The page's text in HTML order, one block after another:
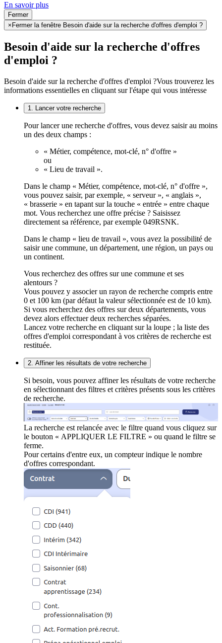
En savoir plus
Fermer
× Fermer la fenêtre Besoin d'aide sur la recherche d'offres d'emploi ?
Besoin d'aide sur la recherche d'offres
d'emploi ?
Besoin d'aide sur la recherche d'offres d'emploi ?Vous trouverez les
informations essentielles en cliquant sur l'étape qui vous intéresse
1. Lancer votre recherche
Pour lancer une recherche d'offres, vous devez saisir au moins
un des deux champs :
« Métier, compétence, mot-clé, n° d'offre »
ou
« Lieu de travail ».
Dans le champ « Métier, compétence, mot-clé, n° d'offre »,
vous pouvez saisir, par exemple, « serveur », « anglais »,
« brasserie » en tapant sur la touche « entrée » entre chaque
mot. Vous recherchez une offre précise ? Saisissez
directement sa référence, par exemple 049RSNK.
Dans le champ « lieu de travail », vous avez la possibilité de
saisir une commune, un département, une région, un pays ou
un continent.
Vous recherchez des offres sur une commune et ses
alentours ?
Vous pouvez y associer un rayon de recherche compris entre
0 et 100 km (par défaut la valeur sélectionnée est de 10 km).
Si vous recherchez des offres sur deux départements, vous
devez alors effectuer deux recherches séparées.
Lancez votre recherche en cliquant sur la loupe ; la liste des
offres d'emploi correspondant à vos critères de recherche est
restituée.
2. Affiner les résultats de votre recherche
Si besoin, vous pouvez affiner les résultats de votre recherche
en sélectionnant des filtres et critères présents sous les critères
de recherche.
La recherche est relancée avec le filtre quand vous cliquez sur
le bouton « APPLIQUER LE FILTRE » ou quand le filtre se
ferme.
Pour certains d'entre eux, un compteur indique le nombre
d'offres correspondant.